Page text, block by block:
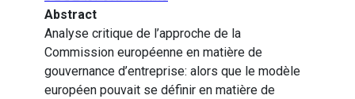
Abstract
Analyse critique de l’approche de la
Commission européenne en matière de
gouvernance d’entreprise: alors que le modèle
européen pouvait se définir en matière de